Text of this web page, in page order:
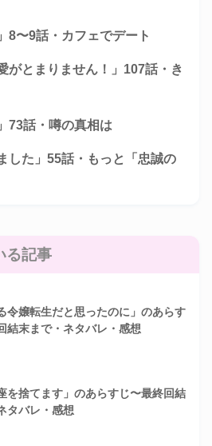
8〜9話・カフェでデート
がとまりません！」107話・き
73話・噂の真相は
した」55話・もっと「忠誠の
る記事
令嬢転生だと思ったのに」のあらす
結末まで・ネタバレ・感想
を捨てます」のあらすじ〜最終回結
タバレ・感想